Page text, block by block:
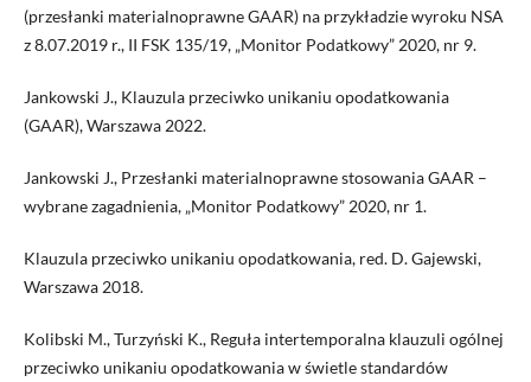
(przesłanki materialnoprawne GAAR) na przykładzie wyroku NSA
z 8.07.2019 r., II FSK 135/19, „Monitor Podatkowy” 2020, nr 9.
Jankowski J., Klauzula przeciwko unikaniu opodatkowania
(GAAR), Warszawa 2022.
Jankowski J., Przesłanki materialnoprawne stosowania GAAR –
wybrane zagadnienia, „Monitor Podatkowy” 2020, nr 1.
Klauzula przeciwko unikaniu opodatkowania, red. D. Gajewski,
Warszawa 2018.
Kolibski M., Turzyński K., Reguła intertemporalna klauzuli ogólnej
przeciwko unikaniu opodatkowania w świetle standardów